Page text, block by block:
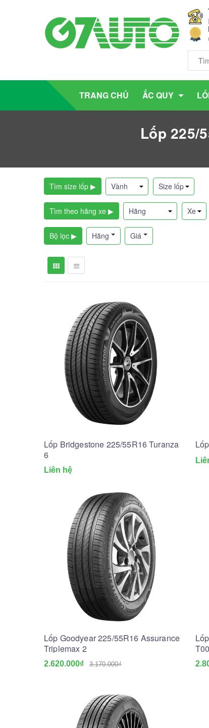
TRANG CHỦ ẮC QUY
Lốp 225/
Tìm size lốp ▶
Tìm theo hãng xe ▶
Bộ lọc ▶ Hãng Giá
Lốp Bridgestone 225/55R16 Turanza
6
Liên hệ
Lốp Goodyear 225/55R16 Assurance
Triplemax 2
2.620.000₫ 3.170.000₫